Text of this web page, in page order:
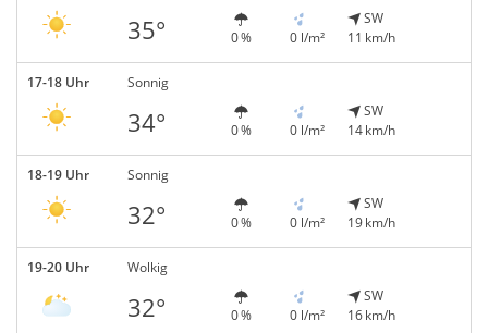
35° 0 % 0 l/m²
SW
11 km/h
17-18 Uhr Sonnig
34° 0 % 0 l/m²
SW
14 km/h
18-19 Uhr Sonnig
32° 0 % 0 l/m²
SW
19 km/h
19-20 Uhr Wolkig
32° 0 % 0 l/m²
SW
16 km/h